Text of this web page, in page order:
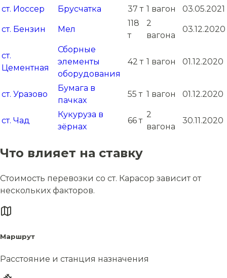
ст. Иоссер Брусчатка 37 т 1 вагон 03.05.2021
ст. Бензин Мел
118
т
2
вагона
03.12.2020
ст.
Цементная
Сборные
элементы
оборудования
42 т 1 вагон 01.12.2020
ст. Уразово
Бумага в
пачках
55 т 1 вагон 01.12.2020
ст. Чад
Кукуруза в
зёрнах
66 т
2
вагона
30.11.2020
Что влияет на ставку
Стоимость перевозки со ст. Карасор зависит от
нескольких факторов.
Маршрут
Расстояние и станция назначения